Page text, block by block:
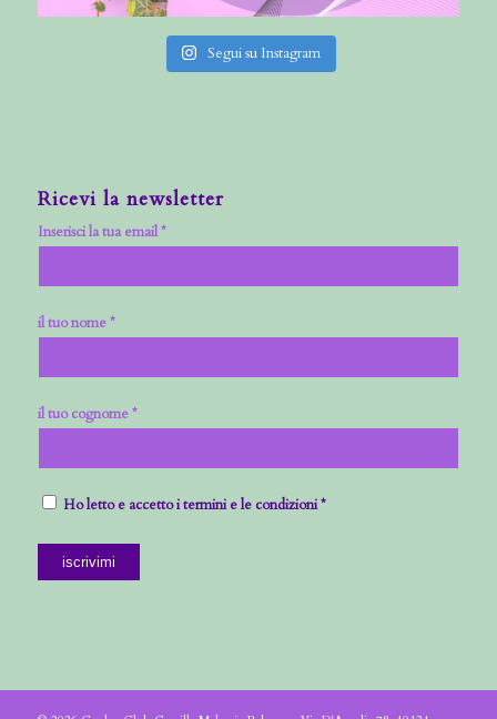
Segui su Instagram
Ricevi la newsletter
Inserisci la tua email *
il tuo nome *
il tuo cognome *
Ho letto e accetto i termini e le condizioni *